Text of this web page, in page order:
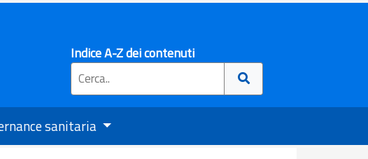
Indice A-Z dei contenuti
sanitaria